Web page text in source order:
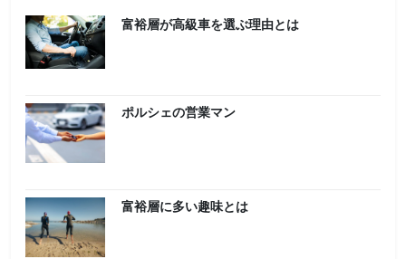
富裕層が高級車を選ぶ理由とは
ポルシェの営業マン
富裕層に多い趣味とは